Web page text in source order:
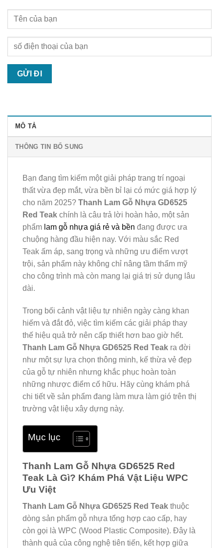
MÔ TẢ
THÔNG TIN BỔ SUNG
Bạn đang tìm kiếm một giải pháp trang trí ngoại
thất vừa đẹp mắt, vừa bền bỉ lại có mức giá hợp lý
cho năm 2025? Thanh Lam Gỗ Nhựa GD6525
Red Teak chính là câu trả lời hoàn hảo, một sản
phẩm lam gỗ nhựa giá rẻ và bền đang được ưa
chuộng hàng đầu hiện nay. Với màu sắc Red
Teak ấm áp, sang trọng và những ưu điểm vượt
trội, sản phẩm này không chỉ nâng tầm thẩm mỹ
cho công trình mà còn mang lại giá trị sử dụng lâu
dài.
Trong bối cảnh vật liệu tự nhiên ngày càng khan
hiếm và đắt đỏ, việc tìm kiếm các giải pháp thay
thế hiệu quả trở nên cấp thiết hơn bao giờ hết.
Thanh Lam Gỗ Nhựa GD6525 Red Teak ra đời
như một sự lựa chọn thông minh, kế thừa vẻ đẹp
của gỗ tự nhiên nhưng khắc phục hoàn toàn
những nhược điểm cố hữu. Hãy cùng khám phá
chi tiết về sản phẩm đang làm mưa làm gió trên thị
trường vật liệu xây dựng này.
Mục lục
Thanh Lam Gỗ Nhựa GD6525 Red
Teak Là Gì? Khám Phá Vật Liệu WPC
Ưu Việt
Thanh Lam Gỗ Nhựa GD6525 Red Teak thuộc
dòng sản phẩm gỗ nhựa tổng hợp cao cấp, hay
còn gọi là WPC (Wood Plastic Composite). Đây là
thành quả của công nghệ tiên tiến, kết hợp giữa